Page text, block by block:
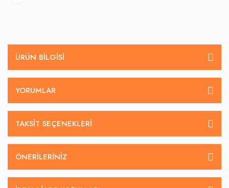
ÜRÜN BILGISI
YORUMLAR
TAKSIT SEÇENEKLERI
ÖNERILERINIZ